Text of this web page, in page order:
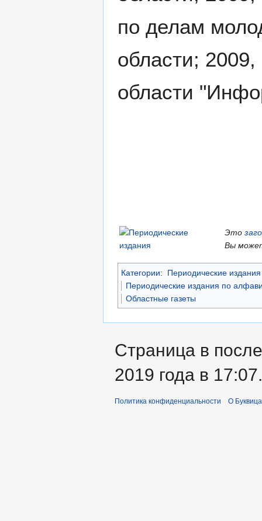
по делам
области;
области
Это
Вы
Категории:
Периодические
Периодические издания по
Областные газеты
Страница в
2019 года в 17:07.
Политика конфиденциальности О Буквица